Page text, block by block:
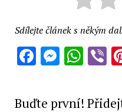
Sdílejte článek s někým
Facebook
Buďte první!